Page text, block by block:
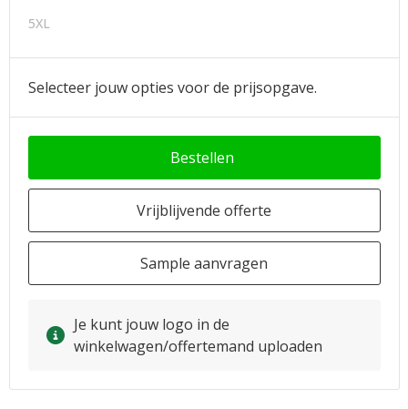
5XL
Selecteer jouw opties voor de prijsopgave.
Bestellen
Vrijblijvende offerte
Sample aanvragen
Je kunt jouw logo in de
winkelwagen/offertemand uploaden